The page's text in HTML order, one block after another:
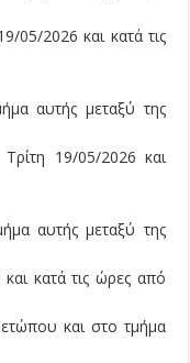
05/2026 και κατά τις
αυτής μεταξύ της
19/05/2026 και
αυτής μεταξύ της
κατά τις ώρες από
και στο τμήμα